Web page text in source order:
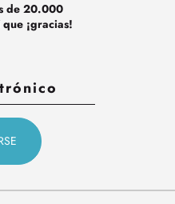
de 20.000
¡gracias!